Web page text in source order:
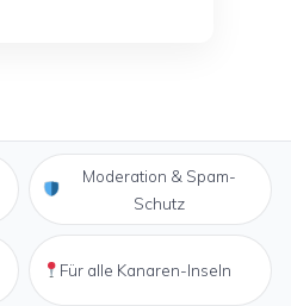
Moderation & Spam-
Schutz
Für alle Kanaren-Inseln